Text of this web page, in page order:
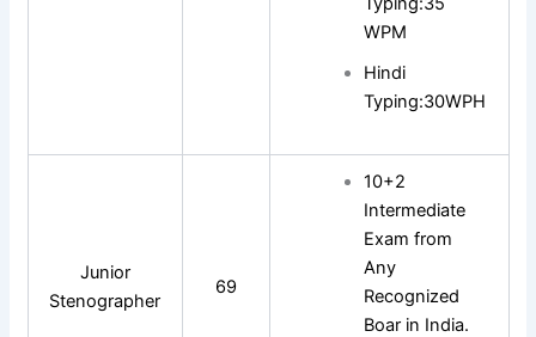
WPM
Hindi
Typing:30WPH
Junior
Stenographer
69
10+2
Intermediate
Exam from
Any
Recognized
Boar in India.